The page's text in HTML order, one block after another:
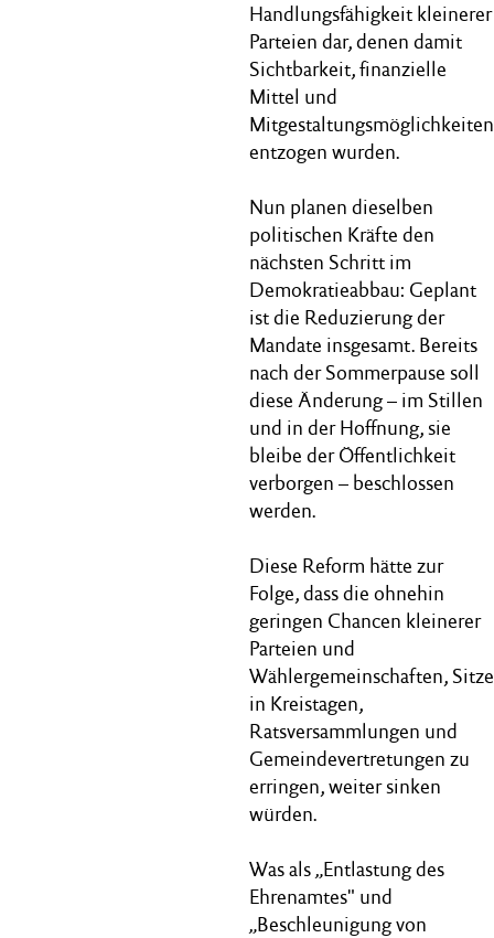
Handlungsfähigkeit kleinerer
Parteien dar, denen damit
Sichtbarkeit, finanzielle
Mittel und
Mitgestaltungsmöglichkeiten
entzogen wurden.
Nun planen dieselben
politischen Kräfte den
nächsten Schritt im
Demokratieabbau: Geplant
ist die Reduzierung der
Mandate insgesamt. Bereits
nach der Sommerpause soll
diese Änderung – im Stillen
und in der Hoffnung, sie
bleibe der Öffentlichkeit
verborgen – beschlossen
werden.
Diese Reform hätte zur
Folge, dass die ohnehin
geringen Chancen kleinerer
Parteien und
Wählergemeinschaften, Sitze
in Kreistagen,
Ratsversammlungen und
Gemeindevertretungen zu
erringen, weiter sinken
würden.
Was als „Entlastung des
Ehrenamtes" und
„Beschleunigung von